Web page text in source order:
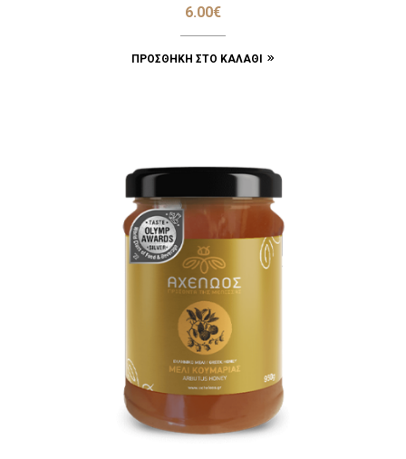
6.00€
ΠΡΟΣΘΉΚΗ ΣΤΟ ΚΑΛΆΘΙ